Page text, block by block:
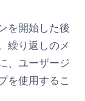
を開始した後
繰り返しのメ
、ユーザージ
を使用するこ